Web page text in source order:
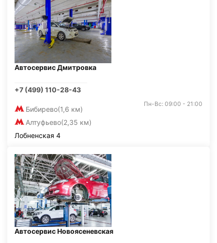
Автосервис Дмитровка
+7 (499) 110-28-43
Бибирево(1,6 км)
Алтуфьево(2,35 км)
Пн-Вс: 09:00 - 21:00
Лобненская 4
Автосервис Новоясеневская